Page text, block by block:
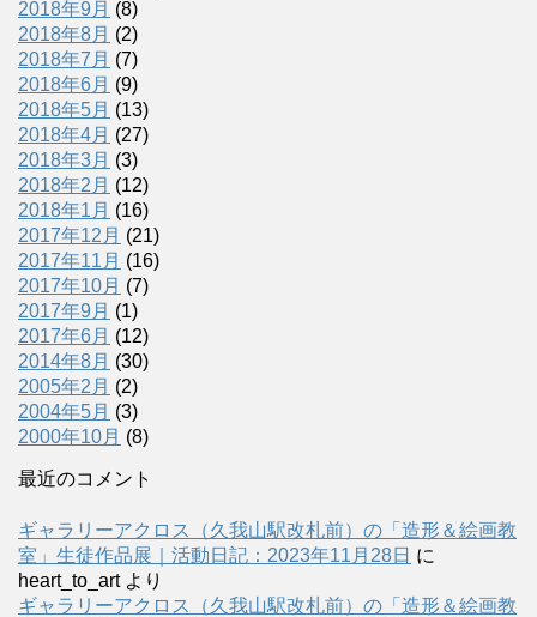
2018年9月 (8)
2018年8月 (2)
2018年7月 (7)
2018年6月 (9)
2018年5月 (13)
2018年4月 (27)
2018年3月 (3)
2018年2月 (12)
2018年1月 (16)
2017年12月 (21)
2017年11月 (16)
2017年10月 (7)
2017年9月 (1)
2017年6月 (12)
2014年8月 (30)
2005年2月 (2)
2004年5月 (3)
2000年10月 (8)
最近のコメント
ギャラリーアクロス（久我山駅改札前）の「造形＆絵画教
室」生徒作品展｜活動日記：2023年11月28日 に
heart_to_artより
ギャラリーアクロス（久我山駅改札前）の「造形＆絵画教